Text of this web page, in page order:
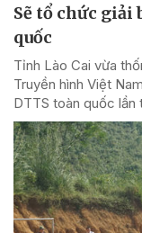
Sẽ tổ chức giải
quốc
Tỉnh Lào Cai vừa
Truyền hình Việt
DTTS toàn quốc lần